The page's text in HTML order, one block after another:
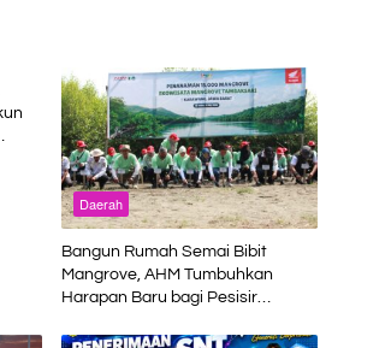
Daerah
Bangun Rumah Semai Bibit
Mangrove, AHM Tumbuhkan
Harapan Baru bagi Pesisir